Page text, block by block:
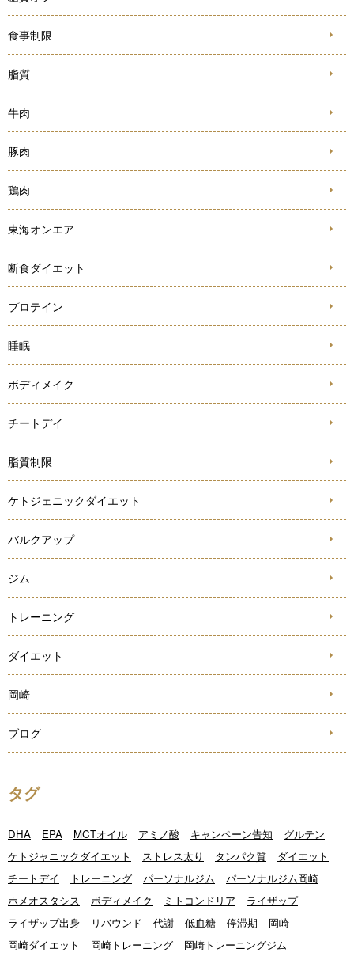
食事制限
脂質
牛肉
豚肉
鶏肉
東海オンエア
断食ダイエット
プロテイン
睡眠
ボディメイク
チートデイ
脂質制限
ケトジェニックダイエット
バルクアップ
ジム
トレーニング
ダイエット
岡崎
ブログ
タグ
DHA EPA MCTオイル アミノ酸 キャンペーン告知
グルテン
ケトジャニックダイエット
ストレス太り タンパク質
ダイエット
チートデイ
トレーニング パーソナルジム
パーソナルジム岡崎
ホメオスタシス
ボディメイク ミトコンドリア
ライザップ
ライザップ出身
リバウンド 代謝 低血糖 停滞期
岡崎
岡崎ダイエット
岡崎トレーニング
岡崎トレーニングジム